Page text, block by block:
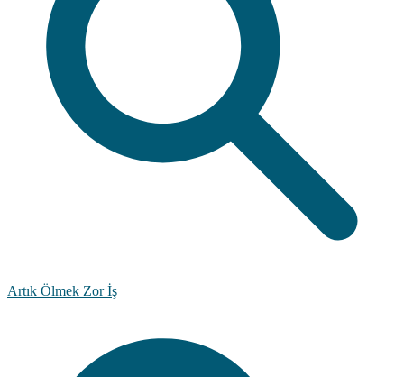
Artık Ölmek Zor İş